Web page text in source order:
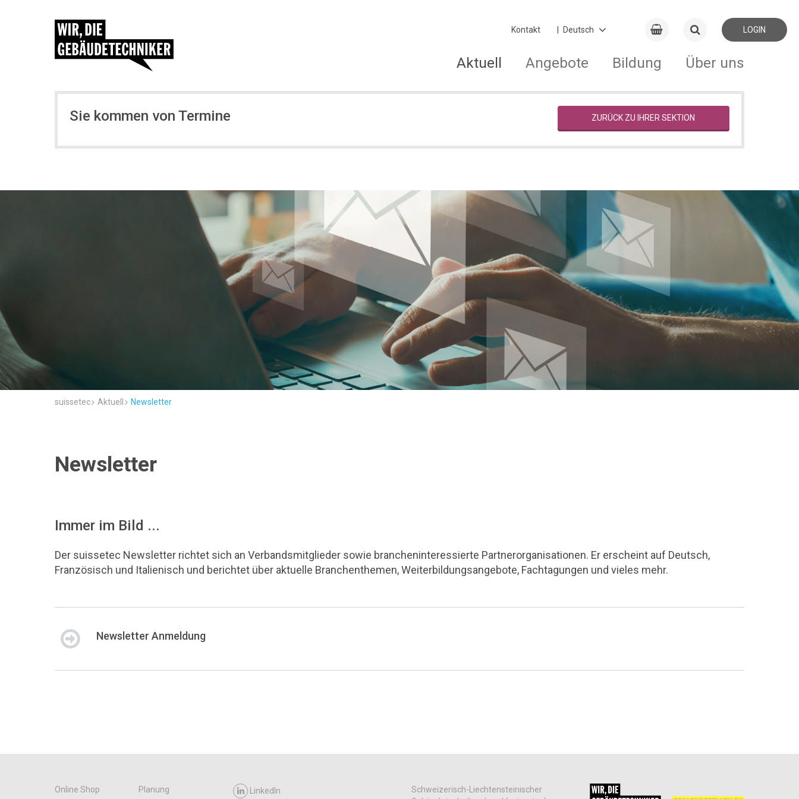
Kontakt LOGIN
Aktuell Angebote Bildung Über uns
Sie kommen von Termine ZURÜCK ZU IHRER SEKTION
suissetec Aktuell Newsletter
Newsletter
Immer im Bild ...
Der suissetec Newsletter richtet sich an Verbandsmitglieder sowie brancheninteressierte Partnerorganisationen. Er erscheint auf Deutsch,
Französisch und Italienisch und berichtet über aktuelle Branchenthemen, Weiterbildungsangebote, Fachtagungen und vieles mehr.
Newsletter Anmeldung
Online Shop Planung LinkedIn
Schweizerisch-Liechtensteinischer